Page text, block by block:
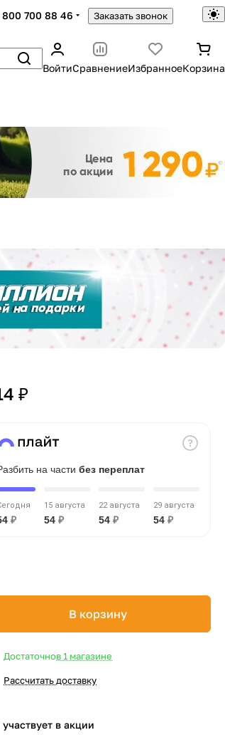
800 700 88 46 Заказать звонок
ВойтиСравнениеИзбранноеКорзина
₽
на части без переплат
₽
15 августа
54 ₽
22 августа
54 ₽
29 августа
54 ₽
В корзину
Достаточнов 1 магазине
Рассчитать доставку
в акции